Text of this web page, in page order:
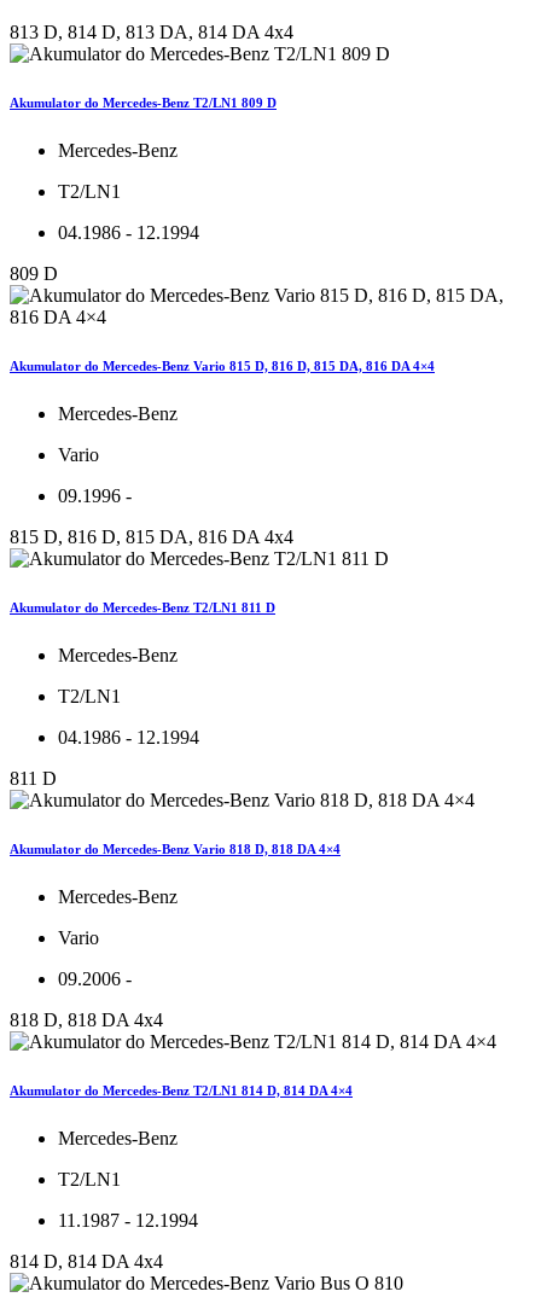
813 D, 814 D, 813 DA, 814 DA 4x4
Akumulator do Mercedes-Benz T2/LN1 809 D
Mercedes-Benz
T2/LN1
04.1986 - 12.1994
809 D
Akumulator do Mercedes-Benz Vario 815 D, 816 D, 815 DA, 816 DA 4×4
Mercedes-Benz
Vario
09.1996 -
815 D, 816 D, 815 DA, 816 DA 4x4
Akumulator do Mercedes-Benz T2/LN1 811 D
Mercedes-Benz
T2/LN1
04.1986 - 12.1994
811 D
Akumulator do Mercedes-Benz Vario 818 D, 818 DA 4×4
Mercedes-Benz
Vario
09.2006 -
818 D, 818 DA 4x4
Akumulator do Mercedes-Benz T2/LN1 814 D, 814 DA 4×4
Mercedes-Benz
T2/LN1
11.1987 - 12.1994
814 D, 814 DA 4x4